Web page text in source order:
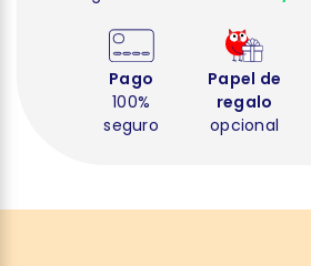
Pago
100%
seguro
Papel de
regalo
opcional